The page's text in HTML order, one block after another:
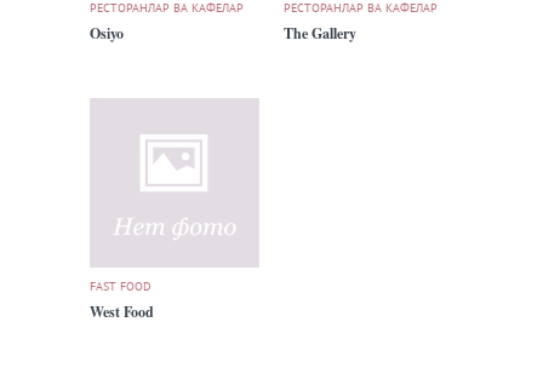
РЕСТОРАНЛАР ВА КАФЕЛАР
Osiyo
РЕСТОРАНЛАР ВА КАФЕЛАР
The Gallery
FAST FOOD
West Food